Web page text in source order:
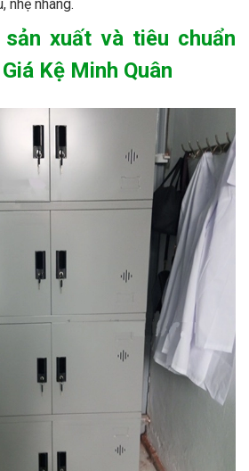
nhẹ nhàng.
xuất và tiêu chuẩn
Kệ Minh Quân